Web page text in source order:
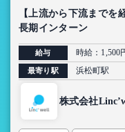
【上流から下流までを
長期インターン
給与 時給：1,500
最寄り駅 浜松町駅
株式会社